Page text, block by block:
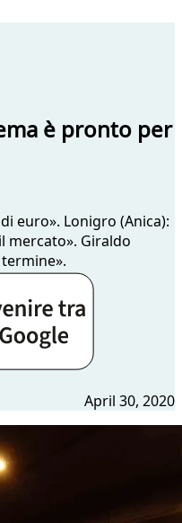
è pronto per
euro». Lonigro (Anica):
mercato». Giraldo
April 30, 2020